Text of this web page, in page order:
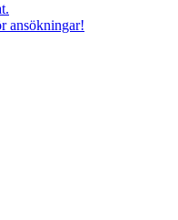
ansökningar!